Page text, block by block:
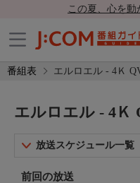
この夏、心を動
番組表 エルロエル - 4Ｋ
エルロエル - 4Ｋ
放送スケジュール一覧
前回の放送